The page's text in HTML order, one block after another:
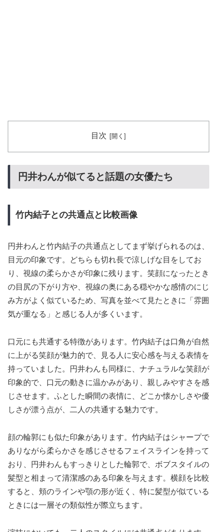
目次
円井わんが似てると話題の女優たち
竹内結子との共通点と比較画像
円井わんと竹内結子の共通点としてまず挙げられるのは、
目元の印象です。どちらも切れ長で涼しげな目をしてお
り、視線の柔らかさが印象に残ります。笑顔になったとき
の目尻の下がり方や、視線の奥にある穏やかな感情のにじ
み方がよく似ているため、写真を並べて見たときに「雰囲
気が重なる」と感じる人が多くいます。
口元にも共通する特徴があります。竹内結子は口角が自然
に上がる笑顔が魅力的で、見る人に安心感を与える表情を
持っていました。円井わんも同様に、ナチュラルな笑顔が
印象的で、口元の動きに温かみがあり、親しみやすさを感
じさせます。ふとした瞬間の表情に、どこか懐かしさや優
しさが漂う点が、二人の共通する魅力です。
顔の輪郭にも似た印象があります。竹内結子はシャープで
ありながら柔らかさを感じさせるフェイスラインを持って
おり、円井わんもすっきりとした輪郭で、ボブスタイルの
髪型と相まって清潔感のある印象を与えます。横顔を比較
すると、頬のラインや顎の形が近く、特に髪型が似ている
ときには一層その類似性が際立ちます。